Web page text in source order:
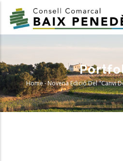
main
Breadcrumb
Home-Novena Edició Del "Canvi